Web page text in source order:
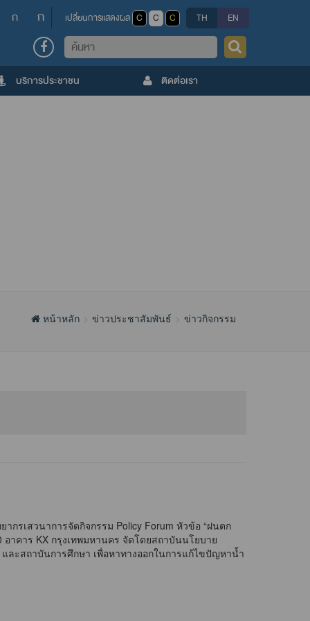
ก ก เปลี่ยนการแสดงผล C C C TH EN
ค้นหา
บริการประชาชน ติดต่อเรา
หน้าหลัก ข่าวประชาสัมพันธ์ ข่าวกิจกรรม
เสวนาการจัดกิจกรรม Policy Forum หัวข้อ “ฝนตก
าคาร KX กรุงเทพมหานคร จัดโดยสถาบันนโยบาย
ละสถาบันการศึกษา เพื่อหาทางออกในการแก้ไขปัญหาน้ำ